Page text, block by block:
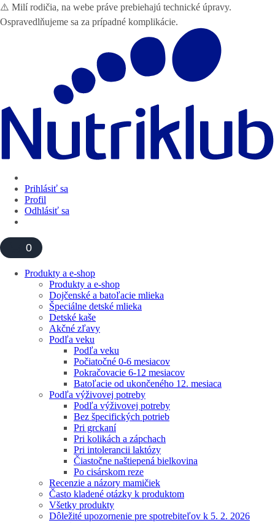
⚠️ Milí rodičia, na webe práve prebiehajú technické úpravy.
Ospravedlňujeme sa za prípadné komplikácie.
Prihlásiť sa
Profil
Odhlásiť sa
0
Produkty a e-shop
Produkty a e-shop
Dojčenské a batoľacie mlieka
Špeciálne detské mlieka
Detské kaše
Akčné zľavy
Podľa veku
Podľa veku
Počiatočné 0-6 mesiacov
Pokračovacie 6-12 mesiacov
Batoľacie od ukončeného 12. mesiaca
Podľa výživovej potreby
Podľa výživovej potreby
Bez špecifických potrieb
Pri grckaní
Pri kolikách a zápchach
Pri intolerancii laktózy
Čiastočne naštiepená bielkovina
Po cisárskom reze
Recenzie a názory mamičiek
Často kladené otázky k produktom
Všetky produkty
Dôležité upozornenie pre spotrebiteľov k 5. 2. 2026